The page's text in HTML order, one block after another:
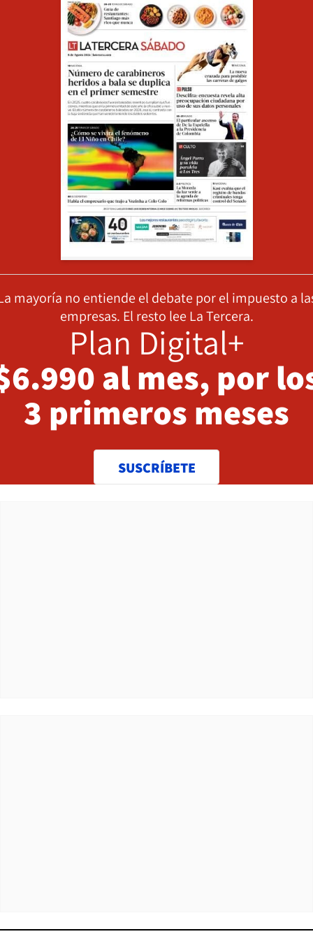
mayoría no entiende el debate por el impuesto a
empresas. El resto lee La Tercera.
Plan Digital+
al mes, por
3 primeros meses
SUSCRÍBETE